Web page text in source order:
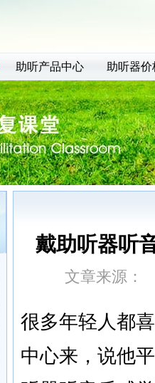
助听产品中心 助听器价
戴助听器听
文章来源：
很多年轻人都
中心来，说他